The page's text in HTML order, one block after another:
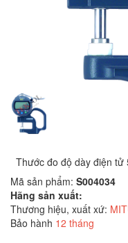
Thước đo độ dày điện tử
Mã sản phẩm: S004034
Hãng sản xuất:
Thương hiệu, xuất xứ:
Bảo hành 12 tháng